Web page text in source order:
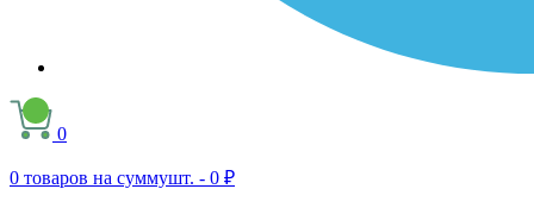
0
0 товаров на суммушт. - 0 ₽